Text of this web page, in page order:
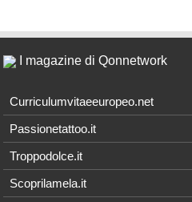
I magazine di Qonnetwork
Curriculumvitaeeuropeo.net
Passionetattoo.it
Troppodolce.it
Scoprilamela.it